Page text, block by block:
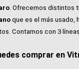
. Ofrecemos distintos
que es el más usado,
Contamos con 3
comprar en